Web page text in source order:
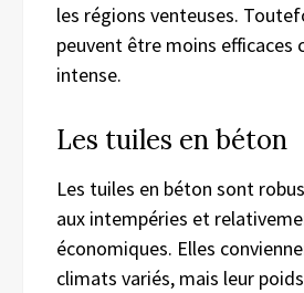
les régions venteuses.
peuvent être moins efficaces
intense.
Les tuiles en béton
Les tuiles en béton sont
aux intempéries et
économiques. Elles
climats variés, mais leur